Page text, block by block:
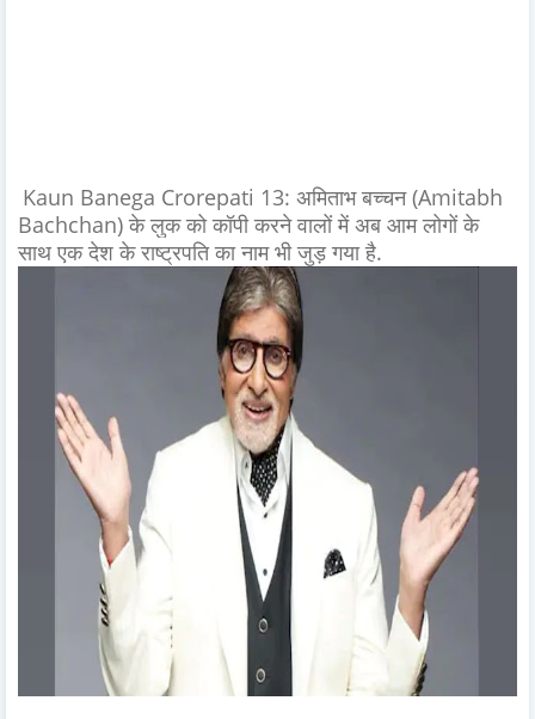
Kaun Banega Crorepati 13: अमिताभ बच्चन (Amitabh
Bachchan) के लुक को कॉपी करने वालों में अब आम लोगों के
साथ एक देश के राष्ट्रपति का नाम भी जुड़ गया है.